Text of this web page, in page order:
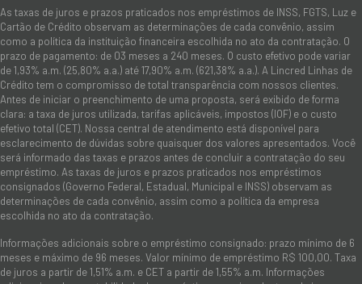
As taxas de juros e prazos praticados nos empréstimos de INSS, FGTS, Luz e
Cartão de Crédito observam as determinações de cada convênio, assim
como a política da instituição financeira escolhida no ato da contratação. O
prazo de pagamento: de 03 meses a 240 meses. O custo efetivo pode variar
de 1,93% a.m. (25,80% a.a.) até 17,90% a.m. (621,38% a.a.). A Lincred Linhas de
Crédito tem o compromisso de total transparência com nossos clientes.
Antes de iniciar o preenchimento de uma proposta, será exibido de forma
clara: a taxa de juros utilizada, tarifas aplicáveis, impostos (IOF) e o custo
efetivo total (CET). Nossa central de atendimento está disponível para
esclarecimento de dúvidas sobre quaisquer dos valores apresentados. Você
será informado das taxas e prazos antes de concluir a contratação do seu
empréstimo. As taxas de juros e prazos praticados nos empréstimos
consignados (Governo Federal, Estadual, Municipal e INSS) observam as
determinações de cada convênio, assim como a política da empresa
escolhida no ato da contratação.
Informações adicionais sobre o empréstimo consignado: prazo mínimo de 6
meses e máximo de 96 meses. Valor mínimo de empréstimo R$ 100,00. Taxa
de juros a partir de 1,51% a.m. e CET a partir de 1,55% a.m. Informações